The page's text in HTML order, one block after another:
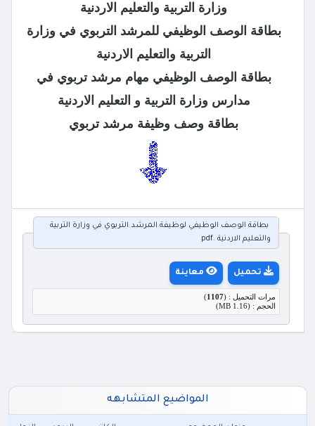
وزارة التربية والتعليم الاردنية
بطاقة الوصف الوظيفي للمرشد التربوي في وزارة
التربية والتعليم الاردنية
بطاقة الوصف الوظيفي مهام مرشد تربوي في
مدارس وزارة التربية و التعليم الاردنية
بطاقة وصف وظيفة مرشد تربوي
بطاقة الوصف الوظيفي لوظيفة المرشد التربوي في وزارة التربية
والتعليم الاردنية .pdf
تحميل معاينة
مرات التحميل : (1107
)
الحجم : (1.16 MB)
المواضيع المتشابهه